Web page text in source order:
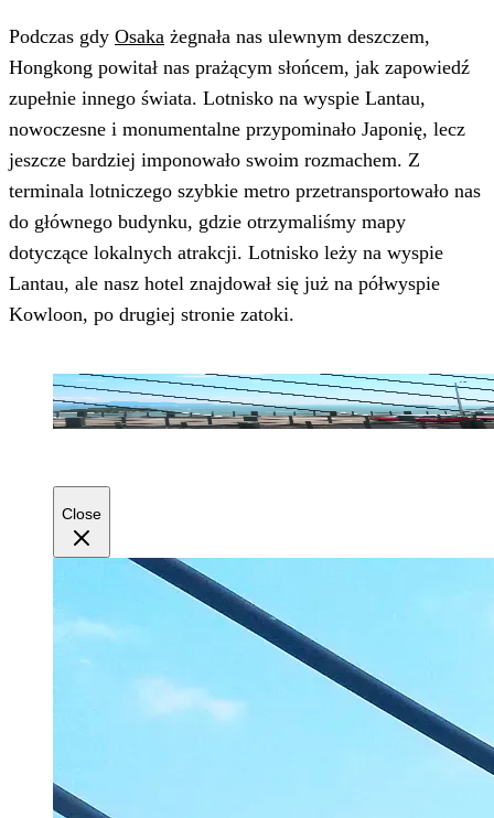
Podczas gdy Osaka żegnała nas ulewnym deszczem,
Hongkong powitał nas prażącym słońcem, jak zapowiedź
zupełnie innego świata. Lotnisko na wyspie Lantau,
nowoczesne i monumentalne przypominało Japonię, lecz
jeszcze bardziej imponowało swoim rozmachem. Z
terminala lotniczego szybkie metro przetransportowało nas
do głównego budynku, gdzie otrzymaliśmy mapy
dotyczące lokalnych atrakcji. Lotnisko leży na wyspie
Lantau, ale nasz hotel znajdował się już na półwyspie
Kowloon, po drugiej stronie zatoki.
Close